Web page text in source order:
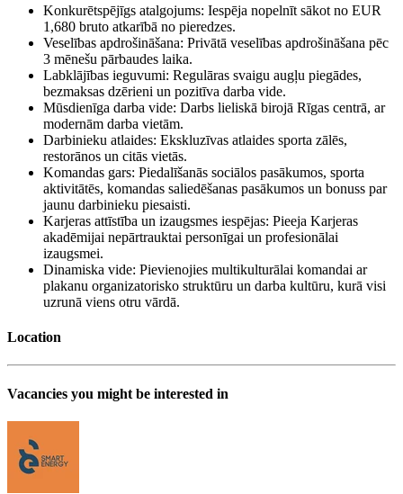
Konkurētspējīgs atalgojums: Iespēja nopelnīt sākot no EUR
1,680 bruto atkarībā no pieredzes.
Veselības apdrošināšana: Privātā veselības apdrošināšana pēc
3 mēnešu pārbaudes laika.
Labklājības ieguvumi: Regulāras svaigu augļu piegādes,
bezmaksas dzērieni un pozitīva darba vide.
Mūsdienīga darba vide: Darbs lieliskā birojā Rīgas centrā, ar
modernām darba vietām.
Darbinieku atlaides: Ekskluzīvas atlaides sporta zālēs,
restorānos un citās vietās.
Komandas gars: Piedalīšanās sociālos pasākumos, sporta
aktivitātēs, komandas saliedēšanas pasākumos un bonuss par
jaunu darbinieku piesaisti.
Karjeras attīstība un izaugsmes iespējas: Pieeja Karjeras
akadēmijai nepārtrauktai personīgai un profesionālai
izaugsmei.
Dinamiska vide: Pievienojies multikulturālai komandai ar
plakanu organizatorisko struktūru un darba kultūru, kurā visi
uzrunā viens otru vārdā.
Location
Vacancies you might be interested in